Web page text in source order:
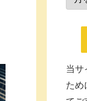
当サ
ため